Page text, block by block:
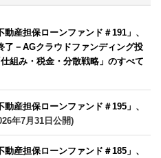
産担保ローンファンド＃191」、
了－AGクラウドファンディング投
組み・税金・分散戦略」のすべて
産担保ローンファンド＃195」、
年7月31日公開)
産担保ローンファンド＃185」、